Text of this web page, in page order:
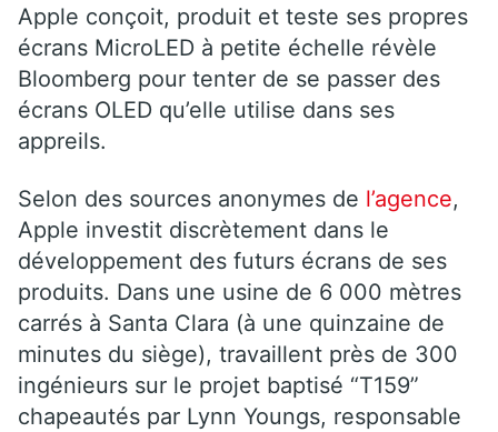
Apple conçoit, produit et teste ses propres
écrans MicroLED à petite échelle révèle
Bloomberg pour tenter de se passer des
écrans OLED qu’elle utilise dans ses
appreils.
Selon des sources anonymes de l’agence,
Apple investit discrètement dans le
développement des futurs écrans de ses
produits. Dans une usine de 6 000 mètres
carrés à Santa Clara (à une quinzaine de
minutes du siège), travaillent près de 300
ingénieurs sur le projet baptisé “T159”
chapeautés par Lynn Youngs, responsable